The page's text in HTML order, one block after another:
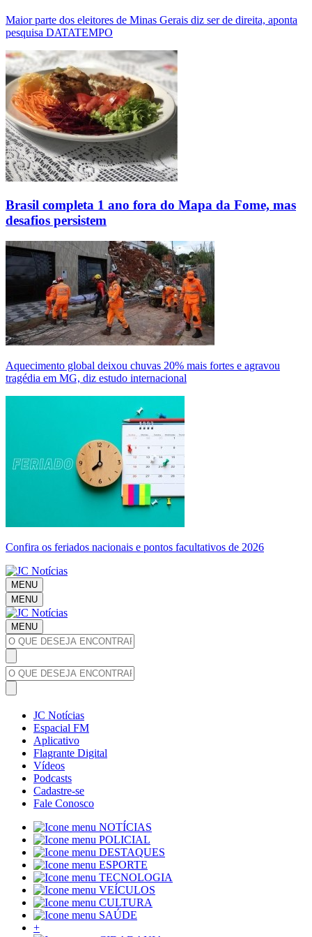
Maior parte dos eleitores de Minas Gerais diz ser de direita, aponta
pesquisa DATATEMPO
Brasil completa 1 ano fora do Mapa da Fome, mas
desafios persistem
Aquecimento global deixou chuvas 20% mais fortes e agravou
tragédia em MG, diz estudo internacional
Confira os feriados nacionais e pontos facultativos de 2026
MENU
MENU
MENU
JC Notícias
Espacial FM
Aplicativo
Flagrante Digital
Vídeos
Podcasts
Cadastre-se
Fale Conosco
NOTÍCIAS
POLICIAL
DESTAQUES
ESPORTE
TECNOLOGIA
VEÍCULOS
CULTURA
SAÚDE
+